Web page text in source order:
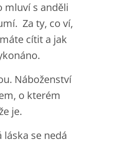
mluví s anděli
Za ty, co ví,
cítit a jak
Náboženství
o kterém
je.
se nedá